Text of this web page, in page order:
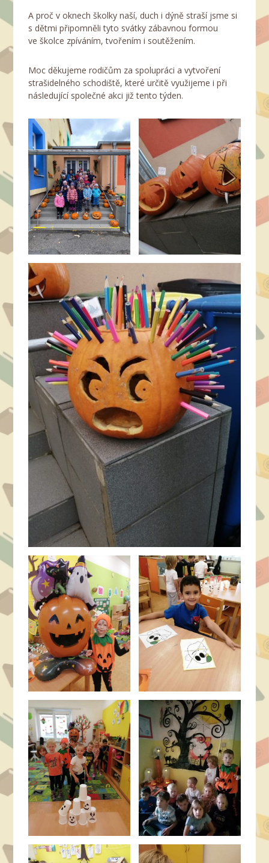
A proč v oknech školky naší, duch i dýně straší jsme si
s dětmi připomněli tyto svátky zábavnou formou
ve školce zpíváním, tvořením i soutěžením.
Moc děkujeme rodičům za spolupráci a vytvoření
strašidelného schodiště, které určitě využijeme i při
následující společné akci již tento týden.